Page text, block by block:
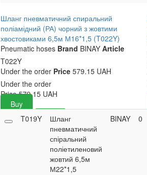
Шланг пневматичний спиральний
поліамідний (РА) чорний з жовтими
хвостовиками 6,5м М16*1,5 (T022Y)
Pneumatic hoses Brand BINAY Article
T022Y
Under the order Price579.15 UAH
Under the order
Price 579.15 UAH
Buy
359.70
Buy
T019Y
Шланг
пневматичний
спіральний
поліетиленовий
жовтий 6,5м
М22*1,5
BINAY 0